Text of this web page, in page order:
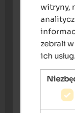
witryny,
zebrali
ich